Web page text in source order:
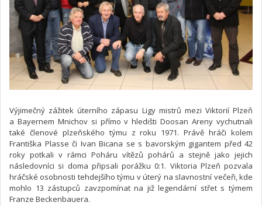
Výjimečný zážitek úterního zápasu Ligy mistrů mezi Viktorií Plzeň
a Bayernem Mnichov si přímo v hledišti Doosan Areny vychutnali
také členové plzeňského týmu z roku 1971. Právě hráči kolem
Františka Plasse či Ivan Bicana se s bavorským gigantem před 42
roky potkali v rámci Poháru vítězů pohárů a stejně jako jejich
následovníci si doma připsali porážku 0:1. Viktoria Plzeň pozvala
hráčské osobnosti tehdejšího týmu v úterý na slavnostní večeři, kde
mohlo 13 zástupců zavzpomínat na již legendární střet s týmem
Franze Beckenbauera.